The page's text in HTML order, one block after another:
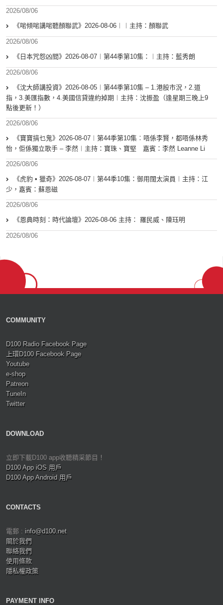
2026/08/06
《啱傾啱講啱聽顏聯武》2026-08-06︱︱主持：顏聯武
2026/08/06
《日本咒怨凶間》2026-08-07︱第44季第10集：︱主持：藍秀朗
2026/08/06
《沈大師講投資》2026-08-05︱第44季第10集 – 1.港股市況，2.道
指，3.美匯指數，4.美國信貸違約掉期︱主持：沈振盈（逢星期三晚上9
點後更新！）
2026/08/06
《寶寶搞乜鬼》2026-08-07︱第44季第10集︰唔係李賢，都唔係林秀
怡，佢係獨立歌手 – 李然︱主持：寶珠、寶堅 嘉賓：李然 Leanne Li
2026/08/06
《虎豹 • 獵奇》2026-08-07︱第44季10集：御用闊太演員︱主持：江
少，嘉賓：蘇恩磁
2026/08/06
《恩典時刻：時代論壇》2026-08-06 主持： 羅民威、陳珏明
2026/08/06
COMMUNITY
D100 Radio Facebook Page
上環D100 Facebook Page
Youtube
e-shop
Patreon
TuneIn
Twitter
DOWNLOAD
立即下載D100 app收聽精采節目！
D100 App iOS 用戶
D100 App Android 用戶
CONTACTS
電郵 : info@d100.net
關於我們
聯絡我們
使用條款
隱私權政策
PAYMENT INFO